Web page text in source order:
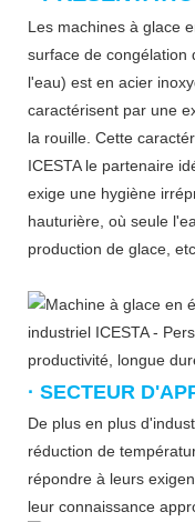
Les machines à glace
surface de congélation
l'eau) est en acier
caractérisent par une
la rouille. Cette
ICESTA le partenaire
exige une hygiène
hauturière, où seule
production de glace, etc.
· SECTEUR
De plus en plus
réduction de
répondre à leurs
leur connaissance